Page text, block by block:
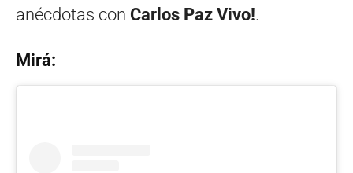
anécdotas con Carlos Paz Vivo!.
Mirá: